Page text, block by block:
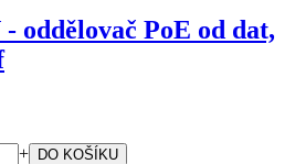
oddělovač PoE od dat,
+